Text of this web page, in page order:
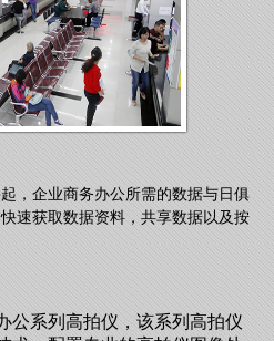
，企业商务办公所需的数据与日俱
速获取数据资料，共享数据以及按
公系列高拍仪，该系列高拍仪